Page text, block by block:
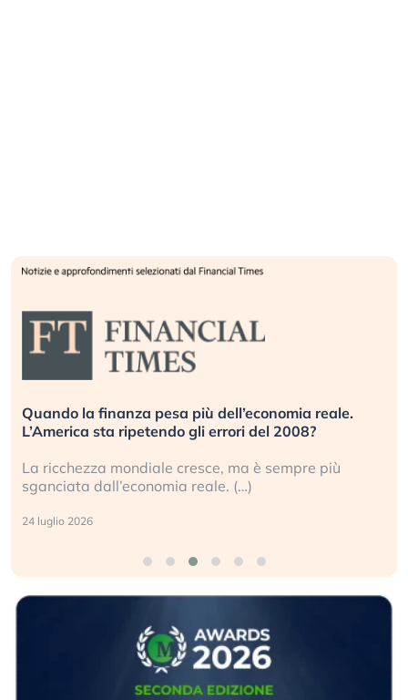
la finanza pesa più dell’economia reale.
sta ripetendo gli errori del 2008?
ricchezza mondiale cresce, ma è sempre più
dall’economia reale. (…)
2026